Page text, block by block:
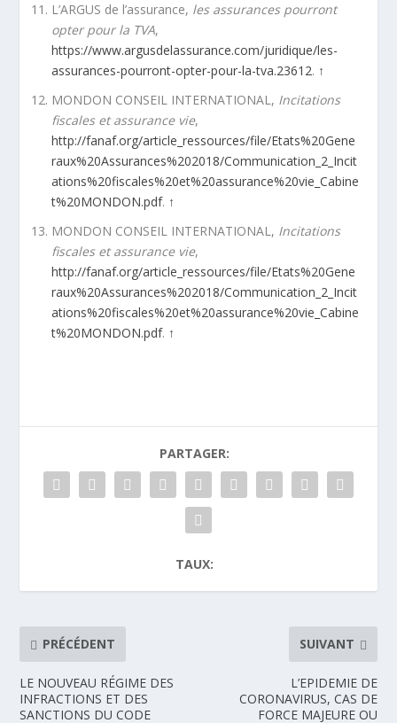
L’ARGUS de l’assurance, les assurances pourront
opter pour la TVA,
https://www.argusdelassurance.com/juridique/les-
assurances-pourront-opter-pour-la-tva.23612. ↑
MONDON CONSEIL INTERNATIONAL, Incitations
fiscales et assurance vie,
http://fanaf.org/article_ressources/file/Etats%20Gene
raux%20Assurances%202018/Communication_2_Incit
ations%20fiscales%20et%20assurance%20vie_Cabine
t%20MONDON.pdf. ↑
MONDON CONSEIL INTERNATIONAL, Incitations
fiscales et assurance vie,
http://fanaf.org/article_ressources/file/Etats%20Gene
raux%20Assurances%202018/Communication_2_Incit
ations%20fiscales%20et%20assurance%20vie_Cabine
t%20MONDON.pdf. ↑
PARTAGER:
TAUX:
PRÉCÉDENT
LE NOUVEAU RÉGIME DES
INFRACTIONS ET DES
SANCTIONS DU CODE
SUIVANT
L’EPIDEMIE DE
CORONAVIRUS, CAS DE
FORCE MAJEURE OU